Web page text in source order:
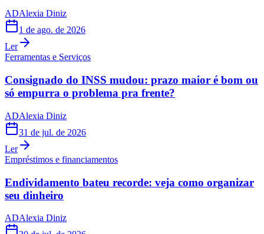
ADAlexia Diniz
1 de ago. de 2026
Ler
Ferramentas e Serviços
Consignado do INSS mudou: prazo maior é bom ou
só empurra o problema pra frente?
ADAlexia Diniz
31 de jul. de 2026
Ler
Empréstimos e financiamentos
Endividamento bateu recorde: veja como organizar
seu dinheiro
ADAlexia Diniz